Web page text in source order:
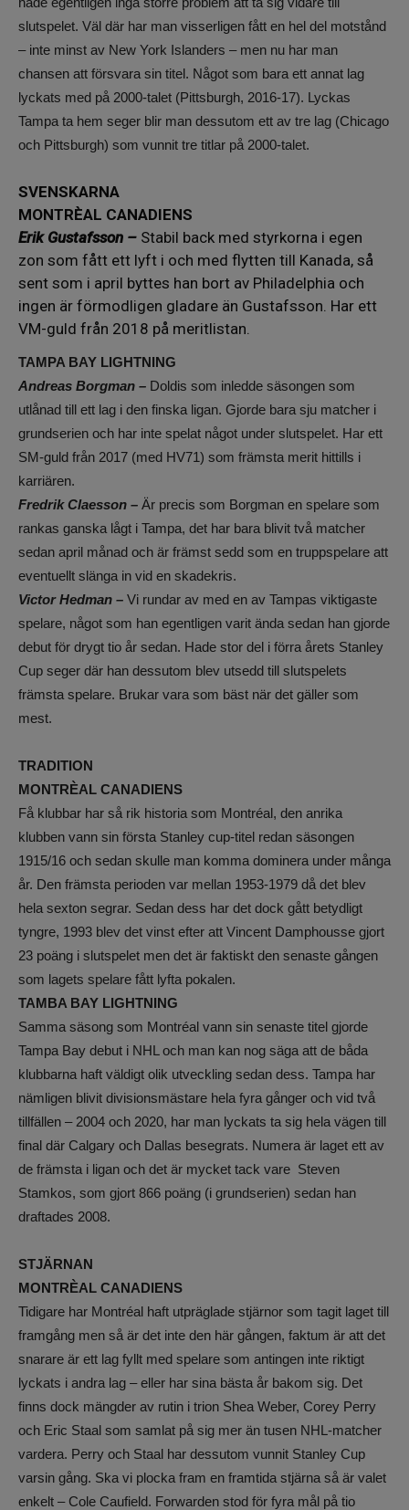
slutspelet. Väl där har man visserligen fått en hel del motstånd
– inte minst av New York Islanders – men nu har man
chansen att försvara sin titel. Något som bara ett annat lag
lyckats med på 2000-talet (Pittsburgh, 2016-17). Lyckas
Tampa ta hem seger blir man dessutom ett av tre lag (Chicago
och Pittsburgh) som vunnit tre titlar på 2000-talet.
SVENSKARNA
MONTRÈAL CANADIENS
Erik Gustafsson – Stabil back med styrkorna i egen
zon som fått ett lyft i och med flytten till Kanada, så
sent som i april byttes han bort av Philadelphia och
ingen är förmodligen gladare än Gustafsson. Har ett
VM-guld från 2018 på meritlistan.
TAMPA BAY LIGHTNING
Andreas Borgman – Doldis som inledde säsongen som
utlånad till ett lag i den finska ligan. Gjorde bara sju matcher i
grundserien och har inte spelat något under slutspelet. Har ett
SM-guld från 2017 (med HV71) som främsta merit hittills i
karriären.
Fredrik Claesson – Är precis som Borgman en spelare som
rankas ganska lågt i Tampa, det har bara blivit två matcher
sedan april månad och är främst sedd som en truppspelare att
eventuellt slänga in vid en skadekris.
Victor Hedman – Vi rundar av med en av Tampas viktigaste
spelare, något som han egentligen varit ända sedan han gjorde
debut för drygt tio år sedan. Hade stor del i förra årets Stanley
Cup seger där han dessutom blev utsedd till slutspelets
främsta spelare. Brukar vara som bäst när det gäller som
mest.
TRADITION
MONTRÈAL CANADIENS
Få klubbar har så rik historia som Montréal, den anrika
klubben vann sin första Stanley cup-titel redan säsongen
1915/16 och sedan skulle man komma dominera under många
år. Den främsta perioden var mellan 1953-1979 då det blev
hela sexton segrar. Sedan dess har det dock gått betydligt
tyngre, 1993 blev det vinst efter att Vincent Damphousse gjort
23 poäng i slutspelet men det är faktiskt den senaste gången
som lagets spelare fått lyfta pokalen.
TAMBA BAY LIGHTNING
Samma säsong som Montréal vann sin senaste titel gjorde
Tampa Bay debut i NHL och man kan nog säga att de båda
klubbarna haft väldigt olik utveckling sedan dess. Tampa har
nämligen blivit divisionsmästare hela fyra gånger och vid två
tillfällen – 2004 och 2020, har man lyckats ta sig hela vägen till
final där Calgary och Dallas besegrats. Numera är laget ett av
de främsta i ligan och det är mycket tack vare Steven
Stamkos, som gjort 866 poäng (i grundserien) sedan han
draftades 2008.
STJÄRNAN
MONTRÈAL CANADIENS
Tidigare har Montréal haft utpräglade stjärnor som tagit laget till
framgång men så är det inte den här gången, faktum är att det
snarare är ett lag fyllt med spelare som antingen inte riktigt
lyckats i andra lag – eller har sina bästa år bakom sig. Det
finns dock mängder av rutin i trion Shea Weber, Corey Perry
och Eric Staal som samlat på sig mer än tusen NHL-matcher
vardera. Perry och Staal har dessutom vunnit Stanley Cup
varsin gång. Ska vi plocka fram en framtida stjärna så är valet
enkelt – Cole Caufield. Forwarden stod för fyra mål på tio